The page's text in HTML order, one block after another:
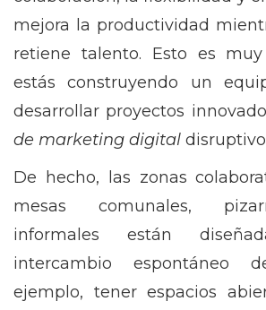
mejora la productividad
retiene talento. Esto es
estás construyendo un
desarrollar proyectos
de marketing digital
De hecho, las zonas
mesas comunales,
informales están
intercambio espontáneo
ejemplo, tener espacios